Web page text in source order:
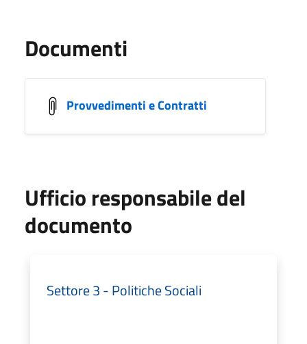
Documenti
Provvedimenti e Contratti
Ufficio responsabile del
documento
Settore 3 - Politiche Sociali